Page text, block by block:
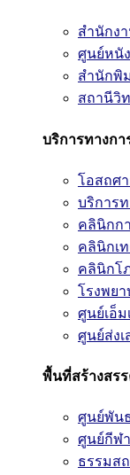
สำนักง
ศูนย์หนั
สำนักพิ
สถานีวิ
บริการทางก
โอสถศ
บริการ
คลินิกก
คลินิกเ
คลินิกโ
โรงพย
ศูนย์เอ็ม
ศูนย์ส่ง
พื้นที่สร้างสร
ศูนย์พัน
ศูนย์กีฬ
ธรรมส